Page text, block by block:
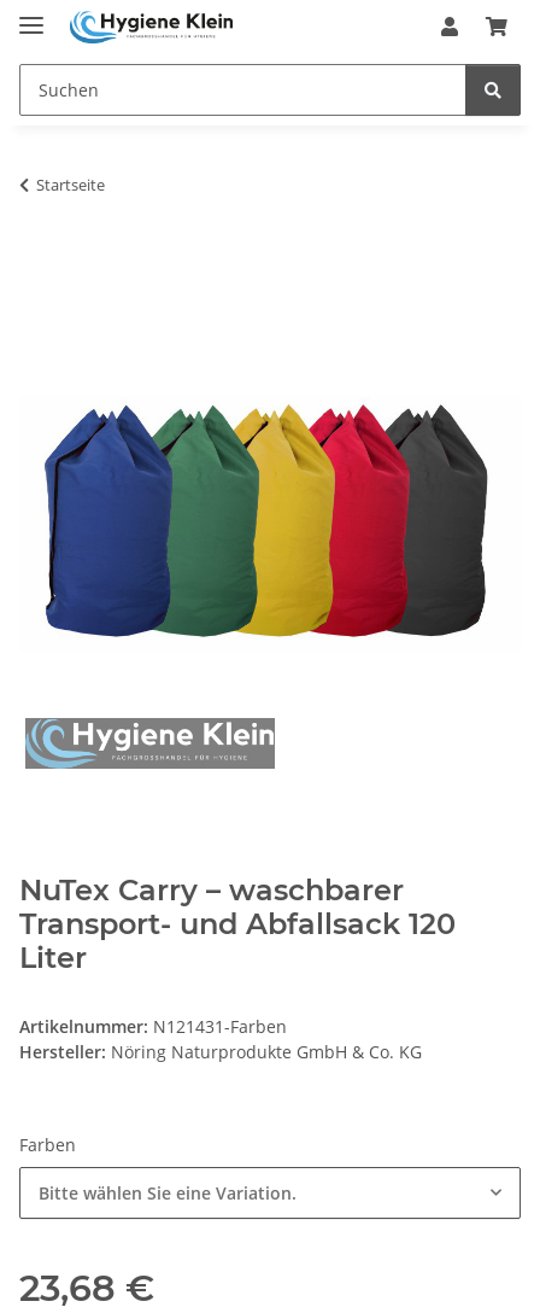
Startseite
NuTex Carry – waschbarer
Transport- und Abfallsack 120
Liter
Artikelnummer: N121431-Farben
Hersteller: Nöring Naturprodukte GmbH & Co. KG
Farben
Bitte wählen Sie eine Variation.
23,68 €